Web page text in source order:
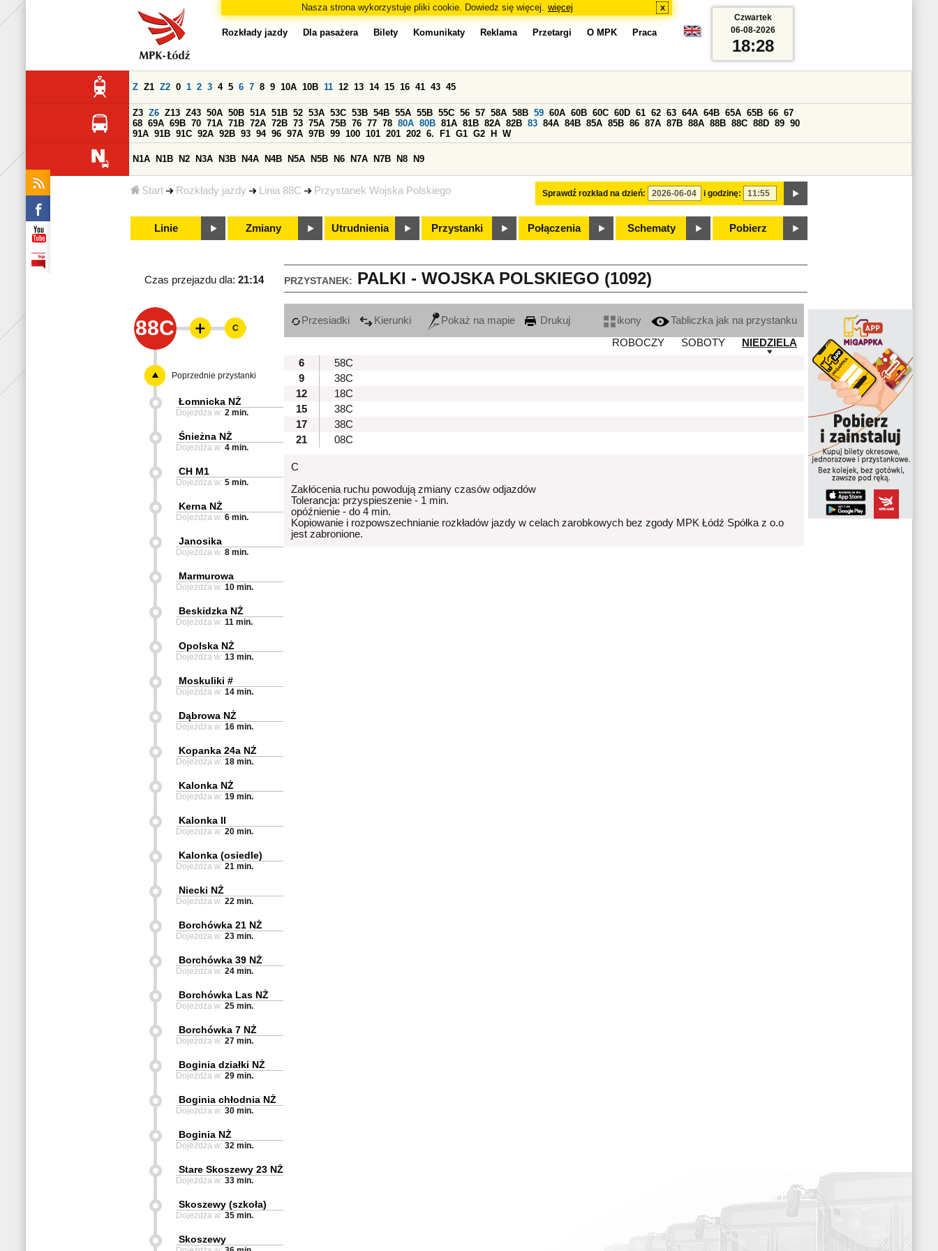
Nasza strona wykorzystuje pliki cookie. Dowiedz się więcej. więcej x
Start Rozkłady jazdy Linia 88C Przystanek Wojska Polskiego
Rozkłady jazdy Dla pasażera Bilety Komunikaty Reklama Przetargi O MPK Praca
Sprawdź rozkład na dzień: i godzinę:
Z Z1 Z2 0 1 2 3 4 5 6 7 8 9 10A 10B 11 12 13 14 15 16 41 43 45
Z3 Z6 Z13 Z43 50A 50B 51A 51B 52 53A 53C 53B 54B 55A 55B 55C 56 57 58A 58B 59 60A 60B 60C 60D 61 62 63 64A 64B 65A 65B 66 67
68 69A 69B 70 71A 71B 72A 72B 73 75A 75B 76 77 78 80A 80B 81A 81B 82A 82B 83 84A 84B 85A 85B 86 87A 87B 88A 88B 88C 88D 89 90
91A 91B 91C 92A 92B 93 94 96 97A 97B 99 100 101 201 202 6. F1 G1 G2 H W
N1A N1B N2 N3A N3B N4A N4B N5A N5B N6 N7A N7B N8 N9
Linie Zmiany Utrudnienia Przystanki Połączenia Schematy Pobierz
Czwartek
06-08-2026
18:28
PRZYSTANEK: PALKI - WOJSKA POLSKIEGO (1092)
Czas przejazdu dla: 21:14
88C Przesiadki Kierunki Pokaż na mapie Drukuj ikony
Tabliczka jak na przystanku
ROBOCZY
SOBOTY
NIEDZIELA
6
58C
9
38C
12
18C
15
38C
17
38C
21
08C
C
Zakłócenia ruchu powodują zmiany czasów odjazdów
Tolerancja: przyspieszenie - 1 min.
opóźnienie - do 4 min.
Kopiowanie i rozpowszechnianie rozkładów jazdy w celach zarobkowych bez zgody MPK Łódź Spółka z o.o
jest zabronione.
C
Poprzednie przystanki
Łomnicka NŻ
Dojeżdża w: 2 min.
Śnieżna NŻ
Dojeżdża w: 4 min.
CH M1
Dojeżdża w: 5 min.
Kerna NŻ
Dojeżdża w: 6 min.
Janosika
Dojeżdża w: 8 min.
Marmurowa
Dojeżdża w: 10 min.
Beskidzka NŻ
Dojeżdża w: 11 min.
Opolska NŻ
Dojeżdża w: 13 min.
Moskuliki #
Dojeżdża w: 14 min.
Dąbrowa NŻ
Dojeżdża w: 16 min.
Kopanka 24a NŻ
Dojeżdża w: 18 min.
Kalonka NŻ
Dojeżdża w: 19 min.
Kalonka II
Dojeżdża w: 20 min.
Kalonka (osiedle)
Dojeżdża w: 21 min.
Niecki NŻ
Dojeżdża w: 22 min.
Borchówka 21 NŻ
Dojeżdża w: 23 min.
Borchówka 39 NŻ
Dojeżdża w: 24 min.
Borchówka Las NŻ
Dojeżdża w: 25 min.
Borchówka 7 NŻ
Dojeżdża w: 27 min.
Boginia działki NŻ
Dojeżdża w: 29 min.
Boginia chłodnia NŻ
Dojeżdża w: 30 min.
Boginia NŻ
Dojeżdża w: 32 min.
Stare Skoszewy 23 NŻ
Dojeżdża w: 33 min.
Skoszewy (szkoła)
Dojeżdża w: 35 min.
Skoszewy